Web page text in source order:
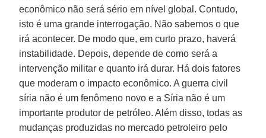
econômico não será sério em nível global. Contudo,
isto é uma grande interrogação. Não sabemos o que
irá acontecer. De modo que, em curto prazo, haverá
instabilidade. Depois, depende de como será a
intervenção militar e quanto irá durar. Há dois fatores
que moderam o impacto econômico. A guerra civil
síria não é um fenômeno novo e a Síria não é um
importante produtor de petróleo. Além disso, todas as
mudanças produzidas no mercado petroleiro pelo